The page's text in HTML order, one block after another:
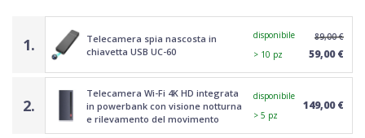
1.
Telecamera spia nascosta in
chiavetta USB UC-60
disponibile
> 10 pz
89,00 €
59,00 €
2.
Telecamera Wi-Fi 4K HD integrata
in powerbank con visione notturna
e rilevamento del movimento
disponibile
> 5 pz
149,00 €